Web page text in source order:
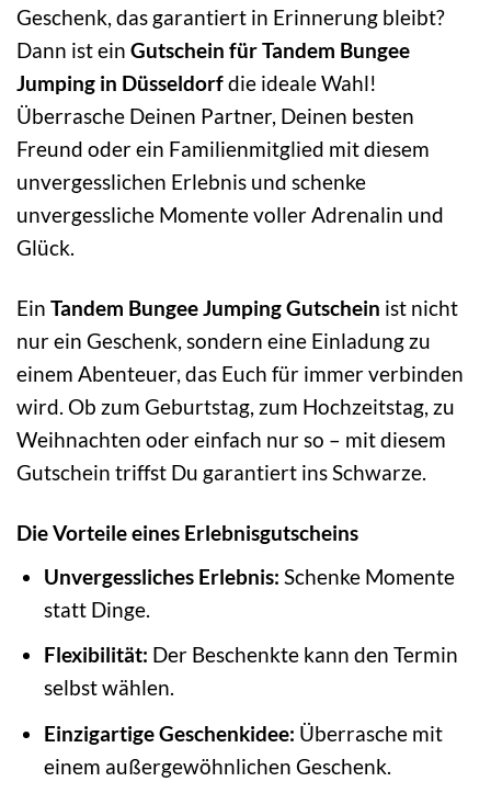
Geschenk, das garantiert in Erinnerung bleibt?
Dann ist ein Gutschein für Tandem Bungee
Jumping in Düsseldorfdie ideale Wahl!
Überrasche Deinen Partner, Deinen besten
Freund oder ein Familienmitglied mit diesem
unvergesslichen Erlebnis und schenke
unvergessliche Momente voller Adrenalin und
Glück.
Ein Tandem Bungee Jumping Gutschein ist nicht
nur ein Geschenk, sondern eine Einladung zu
einem Abenteuer, das Euch für immer verbinden
wird. Ob zum Geburtstag, zum Hochzeitstag, zu
Weihnachten oder einfach nur so – mit diesem
Gutschein triffst Du garantiert ins Schwarze.
Die Vorteile eines Erlebnisgutscheins
Unvergessliches Erlebnis: Schenke Momente
statt Dinge.
Flexibilität: Der Beschenkte kann den Termin
selbst wählen.
Einzigartige Geschenkidee: Überrasche mit
einem außergewöhnlichen Geschenk.